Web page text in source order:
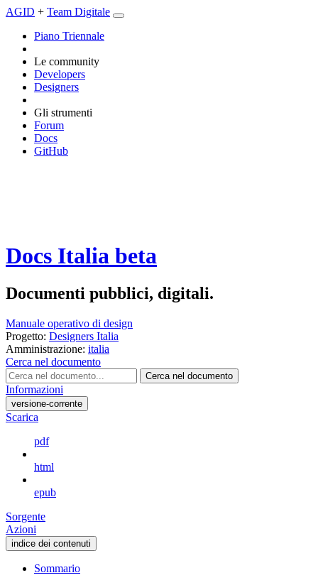
AGID + Team Digitale
Piano Triennale
Le community
Developers
Designers
Gli strumenti
Forum
Docs
GitHub
Docs Italia beta
Documenti pubblici, digitali.
Manuale operativo di design
Progetto: Designers Italia
Amministrazione: italia
Cerca nel documento
Cerca nel documento
Informazioni
versione-corrente
Scarica
pdf
html
epub
Sorgente
Azioni
indice dei contenuti
Sommario